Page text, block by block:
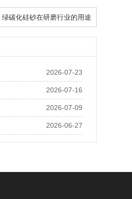
绿碳化硅砂在研磨行业的用途
2026-07-23
2026-07-16
2026-07-09
2026-06-27